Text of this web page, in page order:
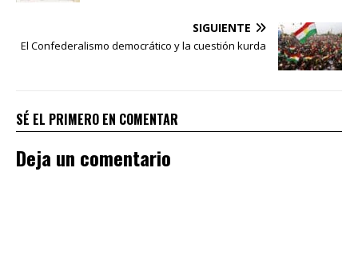
SIGUIENTE
El Confederalismo democrático y la cuestión kurda
SÉ EL PRIMERO EN COMENTAR
Deja un comentario